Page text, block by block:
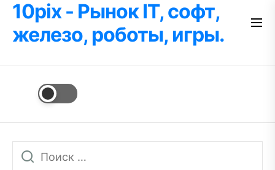
Перейти
содержимому
10pix - Рынок IT, софт,
железо, роботы, игры.